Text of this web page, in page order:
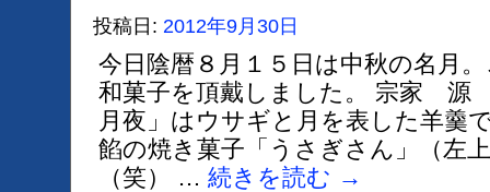
投稿日: 2012年9月30日
今日陰暦８月１５日は中秋の名月
和菓子を頂戴しました。 宗家 源
月夜」はウサギと月を表した羊羹
餡の焼き菓子「うさぎさん」（左
（笑） … 続きを読む →